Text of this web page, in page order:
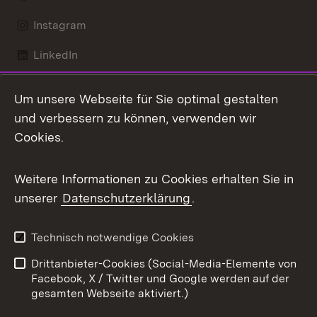
Instagram
LinkedIn
X / Twitter
Youtube
Kontakt
Datenschutz
Barrierefreiheit
Impressum
Cookies
Um unsere Webseite für Sie optimal gestalten
und verbessern zu können, verwenden wir
Cookies.
Weitere Informationen zu Cookies erhalten Sie in
unserer Datenschutzerklärung.
Technisch notwendige Cookies
Drittanbieter-Cookies (Social-Media-Elemente von
Facebook, X / Twitter und Google werden auf der
gesamten Webseite aktiviert.)